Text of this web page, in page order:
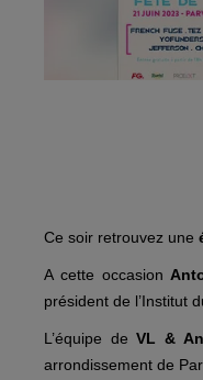
Ce soir retrouvez une
A cette occasion
président de l’Institut
L’équipe deVL &
arrondissement de